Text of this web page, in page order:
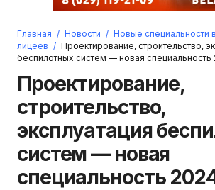
Войти
Ваш email
Прислать пароль
Главная / Новости / Новые специальности
лицеев / Проектирование, строительство,
беспилотных систем — новая специальность
Проектирование,
строительство,
эксплуатация
систем — новая
специальность